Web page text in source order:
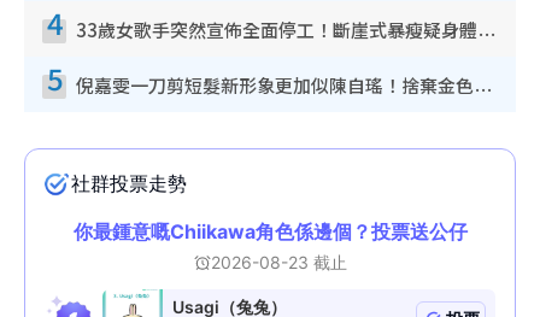
4 33歲女歌手突然宣佈全面停工！斷崖式暴瘦疑身體亮紅燈！聲明曝︰將暫時淡出
5 倪嘉雯一刀剪短髮新形象更加似陳自瑤！捨棄金色長髮造型氣質大變超驚喜